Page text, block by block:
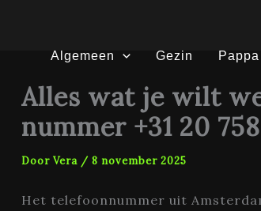
Algemeen Gezin Pappa
Alles wat je wilt
nummer +31 20
Door Vera / 8 november 2025
Het telefoonnummer uit